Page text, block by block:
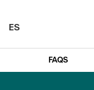
ES
FAQS